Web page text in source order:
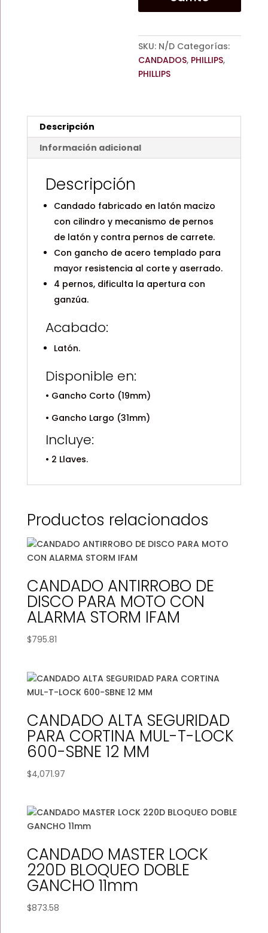
cantidad
SKU: N/D Categorías:
CANDADOS, PHILLIPS,
PHILLIPS
Descripción
Información adicional
Descripción
Candado fabricado en latón macizo
con cilindro y mecanismo de pernos
de latón y contra pernos de carrete.
Con gancho de acero templado para
mayor resistencia al corte y aserrado.
4 pernos, dificulta la apertura con
ganzúa.
Acabado:
Latón.
Disponible en:
• Gancho Corto (19mm)
• Gancho Largo (31mm)
Incluye:
• 2 Llaves.
Productos relacionados
CANDADO ANTIRROBO DE
DISCO PARA MOTO CON
ALARMA STORM IFAM
$795.81
CANDADO ALTA SEGURIDAD
PARA CORTINA MUL-T-LOCK
600-SBNE 12 MM
$4,071.97
CANDADO MASTER LOCK
220D BLOQUEO DOBLE
GANCHO 11mm
$873.58